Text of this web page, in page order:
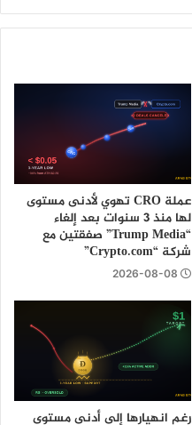
عملة CRO تهوي لأدنى مستوى
لها منذ 3 سنوات بعد إلغاء
“Trump Media” صفقتين مع
شركة “Crypto.com”
2026-08-08
رغم انهيارها إلى أدنى مستوى